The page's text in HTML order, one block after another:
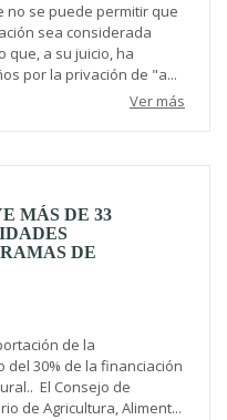
no se puede permitir que
sea considerada
que, a su juicio, ha
por la privación de "a...
Ver más
MÁS DE 33
DE
de la
del 30% de la financiación
El Consejo de
de Agricultura, Aliment...